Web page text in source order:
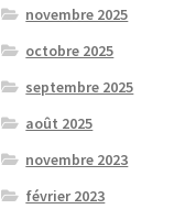
novembre 2025
octobre 2025
septembre 2025
août 2025
novembre 2023
février 2023